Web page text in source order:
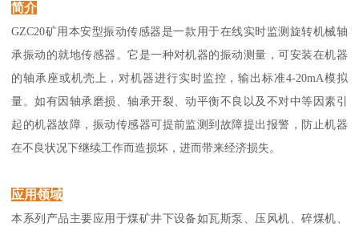
简介
GZC20矿用本安型振动传感器是一款用于在线实时监测旋转机械轴
承振动的就地传感器。它是一种对机器的振动测量，可安装在机器
的轴承座或机壳上，对机器进行实时监控，输出标准4-20mA模拟
量。如有因轴承磨损、轴承开裂、动平衡不良以及不对中等因素引
起的机器故障，振动传感器可提前监测到故障提出报警，防止机器
在不良状况下继续工作而造损坏，进而带来经济损失。
应用领域
本系列产品主要应用于煤矿井下设备如瓦斯泵、压风机、碎煤机、